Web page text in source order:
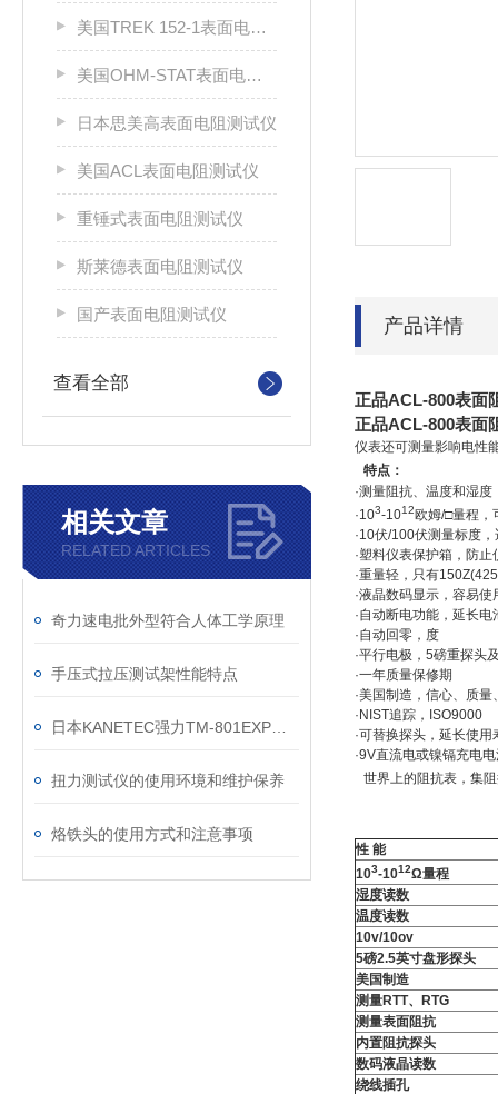
美国TREK 152-1表面电阻测试仪
美国OHM-STAT表面电阻测试仪
日本思美高表面电阻测试仪
美国ACL表面电阻测试仪
重锤式表面电阻测试仪
斯莱德表面电阻测试仪
国产表面电阻测试仪
查看全部
相关文章
RELATED ARTICLES
奇力速电批外型符合人体工学原理
手压式拉压测试架性能特点
扭力测试仪的使用环境和维护保养
烙铁头的使用方式和注意事项
产品详情
正品ACL-800表面
正品ACL-800表面
仪表还可测量影响电性
特点：
·测量阻抗、温度和湿
·103-1012欧姆/□量程，
·10伏/100伏测量标度
·塑料仪表保护箱，防止
·重量轻，只有
·液晶数码显示，容易使
·自动断电功能，延长电
·自动回零，度
·平行电极，5磅重探头
·一年质量保修期
·美国制造，信心、质量
·NIST追踪，ISO9000
·可替换探头，延长使用
·9V直流电或镍镉充电
世界上的阻抗表，集
性 能
103-1012Ω量程
湿度读数
温度读数
10v/10ov
5磅2.5英寸盘形探头
美国制造
测量RTT、
RTG
测量表面阻抗
内置阻抗探头
数码液晶读数
绕线插孔